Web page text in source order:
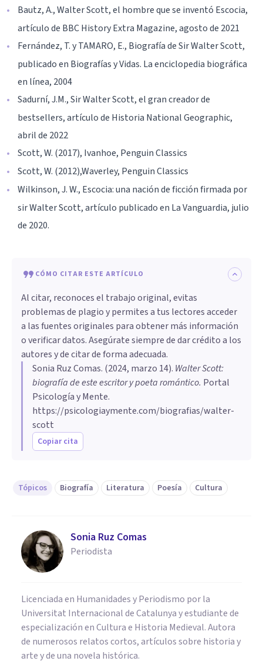
Bautz, A., Walter Scott, el hombre que se inventó Escocia,
artículo de BBC History Extra Magazine, agosto de 2021
Fernández, T. y TAMARO, E., Biografía de Sir Walter Scott,
publicado en Biografías y Vidas. La enciclopedia biográfica
en línea, 2004
Sadurní, J.M., Sir Walter Scott, el gran creador de
bestsellers, artículo de Historia National Geographic,
abril de 2022
Scott, W. (2017), Ivanhoe, Penguin Classics
Scott, W. (2012),Waverley, Penguin Classics
Wilkinson, J. W., Escocia: una nación de ficción firmada por
sir Walter Scott, artículo publicado en La Vanguardia, julio
de 2020.
CÓMO CITAR ESTE ARTÍCULO
Al citar, reconoces el trabajo original, evitas
problemas de plagio y permites a tus lectores acceder
a las fuentes originales para obtener más información
o verificar datos. Asegúrate siempre de dar crédito a los
autores y de citar de forma adecuada.
Sonia Ruz Comas. (2024, marzo 14). Walter Scott:
biografía de este escritor y poeta romántico. Portal
Psicología y Mente.
https://psicologiaymente.com/biografias/walter-
scott
Copiar cita
Tópicos Biografía Literatura Poesía Cultura
Sonia Ruz Comas
Periodista
Licenciada en Humanidades y Periodismo por la
Universitat Internacional de Catalunya y estudiante de
especialización en Cultura e Historia Medieval. Autora
de numerosos relatos cortos, artículos sobre historia y
arte y de una novela histórica.